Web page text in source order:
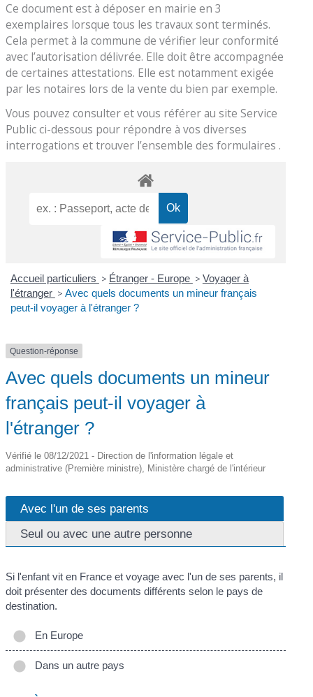
Ce document est à déposer en mairie en 3
exemplaires lorsque tous les travaux sont terminés.
Cela permet à la commune de vérifier leur conformité
avec l’autorisation délivrée. Elle doit être accompagnée
de certaines attestations. Elle est notamment exigée
par les notaires lors de la vente du bien par exemple.
Vous pouvez consulter et vous référer au site Service
Public ci-dessous pour répondre à vos diverses
interrogations et trouver l’ensemble des formulaires .
Accueil particuliers > Étranger - Europe > Voyager à
l'étranger > Avec quels documents un mineur français
peut-il voyager à l'étranger ?
Question-réponse
Avec quels documents un mineur
français peut-il voyager à
l'étranger ?
Vérifié le 08/12/2021 - Direction de l'information légale et
administrative (Première ministre), Ministère chargé de l'intérieur
Avec l'un de ses parents
Seul ou avec une autre personne
Si l'enfant vit en France et voyage avec l'un de ses parents, il
doit présenter des documents différents selon le pays de
destination.
En Europe
Dans un autre pays